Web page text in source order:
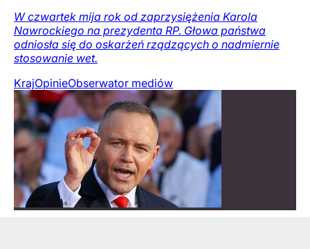
W czwartek mija rok od zaprzysiężenia Karola
Nawrockiego na prezydenta RP. Głowa państwa
odniosła się do oskarżeń rządzących o nadmiernie
stosowanie wet.
KrajOpinieObserwator mediów